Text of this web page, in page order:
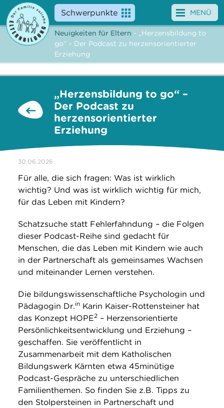
Schwerpunkte
Angebote
Veranstaltungen
Service
Suche
MENÜ
Neuigkeiten für Eltern - „Herzensbildung to
go“ – Der Podcast zu herzensorientierter
Erziehung
„Herzensbildung to go“ –
Der Podcast zu
herzensorientierter
Erziehung
30.06.2026
Für alle, die sich fragen: Was ist wirklich
wichtig? Und was ist wirklich wichtig für mich,
für das Leben mit Kindern?
Schatzsuche statt Fehlerfahndung – die Folgen
dieser Podcast-Reihe sind gedacht für
Menschen, die das Leben mit Kindern wie auch
in der Partnerschaft als gemeinsames Wachsen
und miteinander Lernen verstehen.
Die bildungswissenschaftliche Psychologin und
Pädagogin Dr.in Karin Kaiser-Rottensteiner hat
das Konzept HOPE2 – Herzensorientierte
Persönlichkeitsentwicklung und Erziehung –
geschaffen. Sie veröffentlicht in
Zusammenarbeit mit dem Katholischen
Bildungswerk Kärnten etwa 45minütige
Podcast-Gespräche zu unterschiedlichen
Familienthemen. So finden Sie z.B. Tipps zu
den Stolpersteinen in Partnerschaft und